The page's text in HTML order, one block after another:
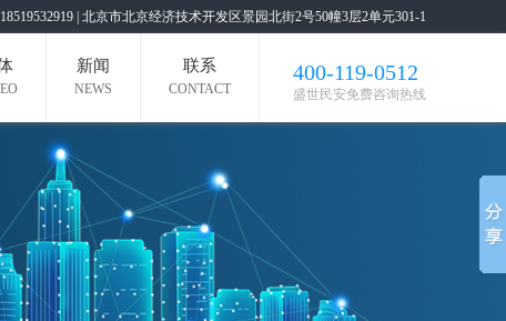
| 北京市北京经济技术开发区景园北街2号50幢3层2单元301-1
400-119-0512
盛世民安免费咨询热线
新闻
NEWS
联系
CONTACT